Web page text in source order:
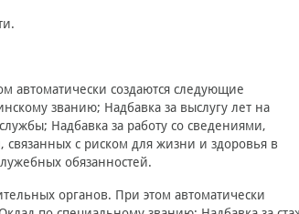
автоматически создаются следующие
званию; Надбавка за выслугу лет на
Надбавка за работу со сведениями,
с риском для жизни и здоровья в
обязанностей.
органов. При этом автоматически